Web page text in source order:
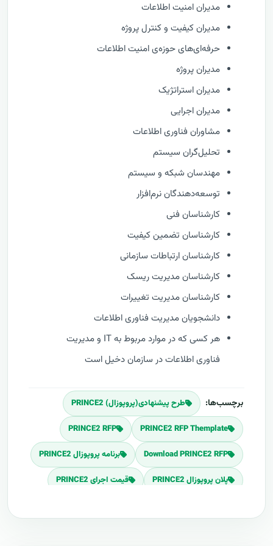
مدیران امنیت اطلاعات
مدیران کیفیت و کنترل پروژه
حرفه‌ای‌های حوزه‌ی امنیت اطلاعات
مدیران پروژه
مدیران استراتژیک
مدیران اجرایی
مشاوران فناوری اطلاعات
تحلیل‌گران سیستم
مهندسان شبکه و سیستم
توسعه‌دهندگان نرم‌افزار
کارشناسان فنی
کارشناسان تضمین کیفیت
کارشناسان ارتباطات سازمانی
کارشناسان مدیریت ریسک
کارشناسان مدیریت تغییرات
دانشجویان مدیریت فناوری اطلاعات
هر کسی که در موارد مربوط به IT و مدیریت
فناوری اطلاعات در سازمان دخیل است
برچسب‌ها: طرح پیشنهادی(پروپوزال) PRINCE2
PRINCE2 RFP Themplate
PRINCE2 RFP
Download PRINCE2 RFP برنامه پروپوزال PRINCE2
پلان پروپوزال PRINCE2 قیمت اجرای PRINCE2